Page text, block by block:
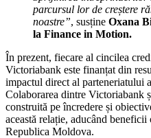
parcursul lor de creștere
noastre”, susține Oxana
la Finance in Motion.
În prezent, fiecare al cincilea
Victoriabank este finanțat din
impactul direct al parteneriatului
Colaborarea dintre Victoriabank
construită pe încredere și
această relație, aducând
Republica Moldova.